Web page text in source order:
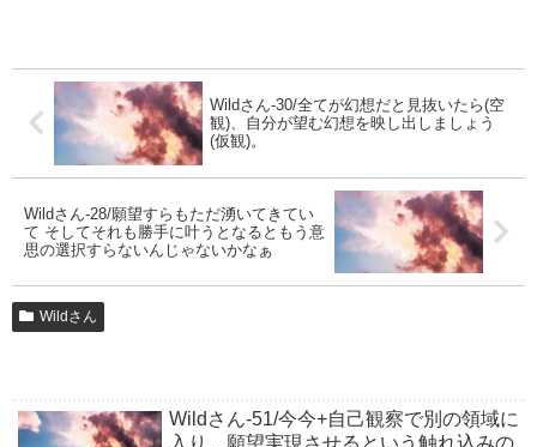
Wildさん-30/全てが幻想だと見抜いたら(空
観)、自分が望む幻想を映し出しましょう
(仮観)。
Wildさん-28/願望すらもただ湧いてきてい
て そしてそれも勝手に叶うとなるともう意
思の選択すらないんじゃないかなぁ
Wildさん
Wildさん-51/今今+自己観察で別の領域に
入り、願望実現させるという触れ込みの